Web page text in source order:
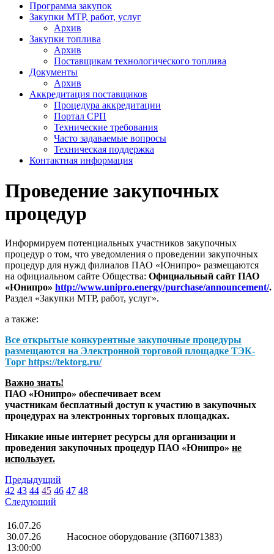
Программа закупок
Закупки МТР, работ, услуг
Архив
Закупки топлива
Архив
Поставщикам технологического топлива
Документы
Архив
Аккредитация поставщиков
Процедура аккредитации
Портал СРП
Технические требования
Часто задаваемые вопросы
Техническая поддержка
Контактная информация
Проведение закупочных
процедур
Информируем потенциальных участников закупочных
процедур о том, что уведомления о проведении закупочных
процедур для нужд филиалов ПАО «Юнипро» размещаются
на официальном сайте Общества: Официальный сайт ПАО
«Юнипро» http://www.unipro.energy/purchase/announcement/.
Раздел «Закупки МТР, работ, услуг».
а также:
Все открытые конкурентные закупочные процедуры
размещаются на Электронной торговой площадке ТЭК-
Торг https://tektorg.ru/
Важно знать!
ПАО «Юнипро» обеспечивает всем
участникам бесплатный доступ к участию в закупочных
процедурах на электронных торговых площадках.
Никакие иные интернет ресурсы для организации и
проведения закупочных процедур ПАО «Юнипро» не
использует.
Предыдущий
42 43 44 45 46 47 48
Следующий
16.07.26
30.07.26
13:00:00
Насосное оборудование (ЗП6071383)